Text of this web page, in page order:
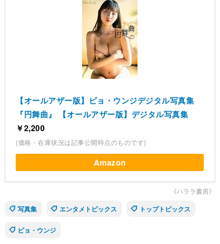
【オールアザー版】ピョ・ウンジデジタル写真集
『円舞曲』 【オールアザー版】デジタル写真集
￥2,200
(価格・在庫状況は記事公開時点のものです)
Amazon
《ハララ書房》
写真集
エンタメトピックス トップトピックス
ピョ・ウンジ